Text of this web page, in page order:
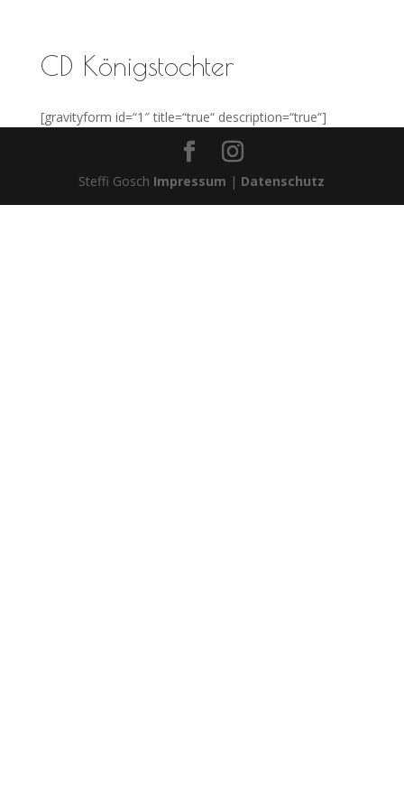
CD Königstochter
[gravityform id=“1″ title=“true“ description=“true“]
Steffi Gosch Impressum | Datenschutz